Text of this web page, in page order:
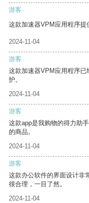
游客
这款加速器VPM应用程序提
2024-11-04
游客
这款加速器VPM应用程序
护。
2024-11-04
游客
这款app是我购物的得力助
的商品。
2024-11-04
游客
这款办公软件的界面设计非
很合理，一目了然。
2024-11-04